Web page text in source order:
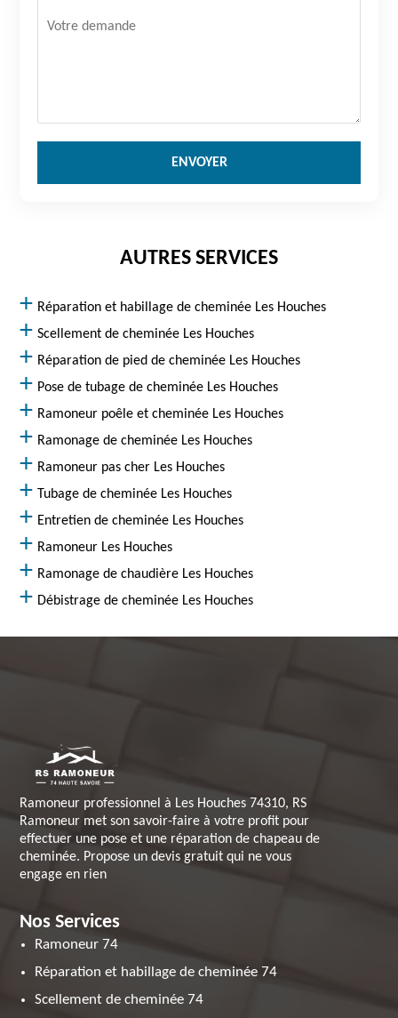
AUTRES SERVICES
Réparation et habillage de cheminée Les Houches
Scellement de cheminée Les Houches
Réparation de pied de cheminée Les Houches
Pose de tubage de cheminée Les Houches
Ramoneur poêle et cheminée Les Houches
Ramonage de cheminée Les Houches
Ramoneur pas cher Les Houches
Tubage de cheminée Les Houches
Entretien de cheminée Les Houches
Ramoneur Les Houches
Ramonage de chaudière Les Houches
Débistrage de cheminée Les Houches
Ramoneur professionnel à Les Houches 74310, RS
Ramoneur met son savoir-faire à votre profit pour
effectuer une pose et une réparation de chapeau de
cheminée. Propose un devis gratuit qui ne vous
engage en rien
Nos Services
Ramoneur 74
Réparation et habillage de cheminée 74
Scellement de cheminée 74